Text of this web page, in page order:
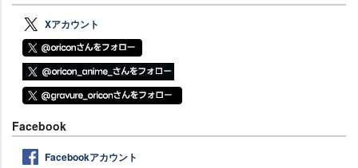
Xアカウント
Facebook
Facebookアカウント